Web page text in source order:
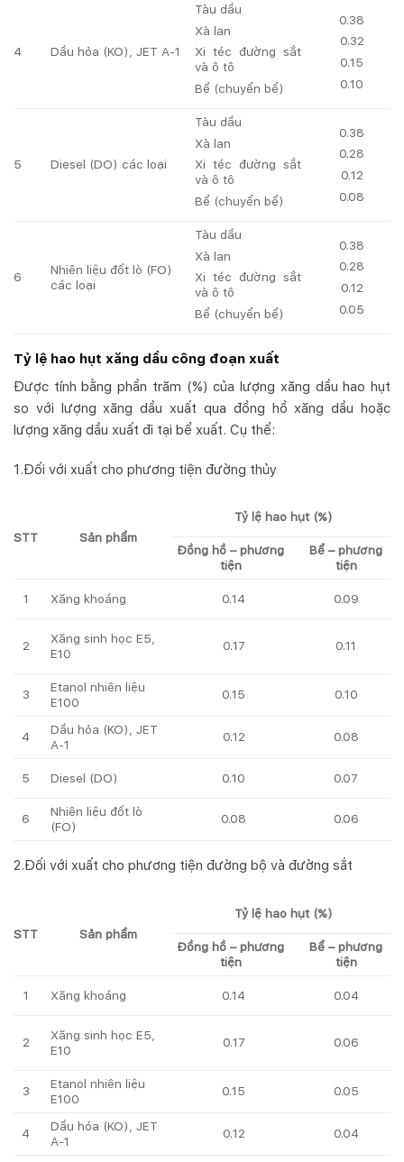
4 Dầu hỏa (KO), JET A-1
Tàu dầu
Xà lan
Xi téc đường sắt
và ô tô
Bể (chuyển bể)
0.38
0.32
0.15
0.10
5 Diesel (DO) các loại
Tàu dầu
Xà lan
Xi téc đường sắt
và ô tô
Bể (chuyển bể)
0.38
0.28
0.12
0.08
6
Nhiên liệu đốt lò (FO)
các loại
Tàu dầu
Xà lan
Xi téc đường sắt
và ô tô
Bể (chuyển bể)
0.38
0.28
0.12
0.05
Tỷ lệ hao hụt xăng dầu công đoạn xuất
Được tính bằng phần trăm (%) của lượng xăng dầu hao hụt
so với lượng xăng dầu xuất qua đồng hồ xăng dầu hoặc
lượng xăng dầu xuất đi tại bể xuất. Cụ thể:
1.Đối với xuất cho phương tiện đường thủy
STT Sản phẩm
Tỷ lệ hao hụt (%)
Đồng hồ – phương
tiện
Bể – phương
tiện
1 Xăng khoáng 0.14 0.09
2
Xăng sinh học E5,
E10
0.17 0.11
3
Etanol nhiên liệu
E100
0.15 0.10
4
Dầu hỏa (KO), JET
A-1
0.12 0.08
5 Diesel (DO) 0.10 0.07
6
Nhiên liệu đốt lò
(FO)
0.08 0.06
2.Đối với xuất cho phương tiện đường bộ và đường sắt
STT Sản phẩm
Tỷ lệ hao hụt (%)
Đồng hồ – phương
tiện
Bể – phương
tiện
1 Xăng khoáng 0.14 0.04
2
Xăng sinh học E5,
E10
0.17 0.06
3
Etanol nhiên liệu
E100
0.15 0.05
4
Dầu hỏa (KO), JET
A-1
0.12 0.04